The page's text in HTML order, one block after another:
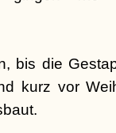
bis die
kurz vor